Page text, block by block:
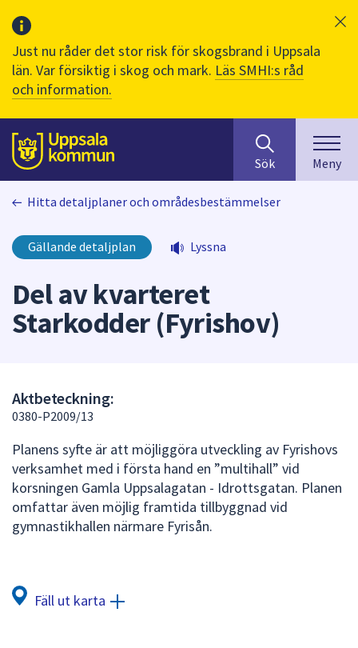
Just nu råder det stor risk för skogsbrand i Uppsala
län. Var försiktig i skog och mark. Läs SMHI:s råd
och information.
Till sidans
huvudinnehåll
efter
innehåll
på
webbplatsen.
sökfältet
kommer
Använd
piltangenterna
för
att
Sök Meny
Hitta detaljplaner och områdesbestämmelser
Gällande detaljplan Lyssna
Del av kvarteret
Starkodder (Fyrishov)
Aktbeteckning:
0380-P2009/13
Planens syfte är att möjliggöra utveckling av Fyrishovs
verksamhet med i första hand en ”multihall” vid
korsningen Gamla Uppsalagatan - Idrottsgatan. Planen
omfattar även möjlig framtida tillbyggnad vid
gymnastikhallen närmare Fyrisån.
Fäll ut karta